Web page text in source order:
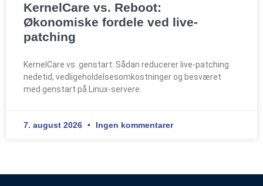
KernelCare vs. Reboot:
Økonomiske fordele ved live-
patching
KernelCare vs. genstart: Sådan reducerer live-patching
nedetid, vedligeholdelsesomkostninger og besværet
med genstart på Linux-servere.
7. august 2026 Ingen kommentarer